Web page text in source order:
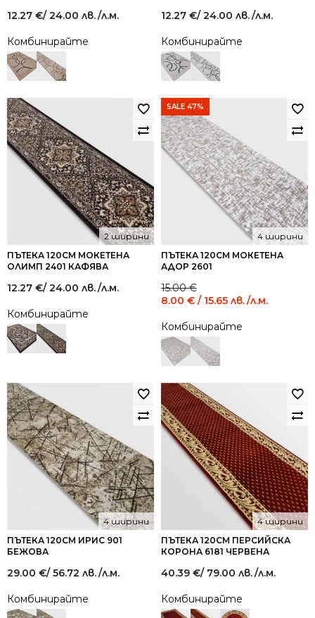
12.27 €/ 24.00 лв./л.м.
Комбинирайте
12.27 €/ 24.00 лв./л.м.
Комбинирайте
ПЪТЕКА 120СМ МОКЕТЕНА
ОЛИМП 2401 КАФЯВА
2 ширини
12.27 €/ 24.00 лв./л.м.
Комбинирайте
SALE 47%
ПЪТЕКА 120СМ МОКЕТЕНА
АДОР 2601
4 ширини
15.00€
Original
price
15.00 €
/
29.34
лв..
8.00 € / 15.65 лв.
Current
price
8.00 €
/
15.65
лв..
/л.м.
Комбинирайте
ПЪТЕКА 120СМ ИРИС 901
БЕЖОВА
4 ширини
29.00 €/ 56.72 лв./л.м.
Комбинирайте
ПЪТЕКА 120СМ ПЕРСИЙСКА
КОРОНА 6181 ЧЕРВЕНА
4 ширини
40.39 €/ 79.00 лв./л.м.
Комбинирайте